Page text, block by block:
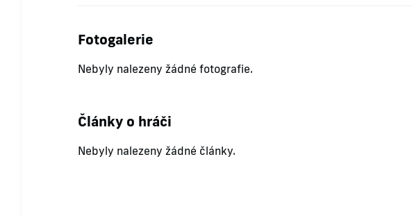
Fotogalerie
Nebyly nalezeny žádné fotografie.
Články o hráči
Nebyly nalezeny žádné články.